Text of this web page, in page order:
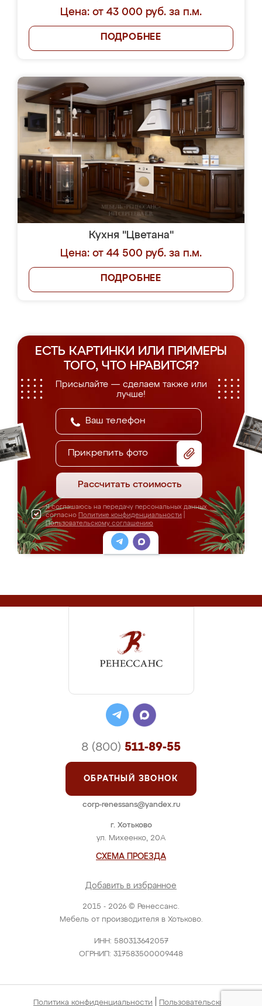
Цена: от 43 000 руб. за п.м.
ПОДРОБНЕЕ
Кухня "Цветана"
Цена: от 44 500 руб. за п.м.
ПОДРОБНЕЕ
ЕСТЬ КАРТИНКИ ИЛИ ПРИМЕРЫ
ТОГО, ЧТО НРАВИТСЯ?
Присылайте — сделаем также или
лучше!
Прикрепить фото
Рассчитать стоимость
Я соглашаюсь на передачу персональных данных
согласно Политике конфиденциальности
Пользовательскому соглашению
2015 - 2026 © Ренессанс.
Мебель от производителя в Хотьково.
ИНН: 580313642057
ОГРНИП: 317583500009448
г. Хотьково
ул. Михеенко, 20А
СХЕМА ПРОЕЗДА
Добавить в избранное
8 (800) 511-89-55
ОБРАТНЫЙ ЗВОНОК
corp-renessans@yandex.ru
Политика конфиденциальности Пользовательское